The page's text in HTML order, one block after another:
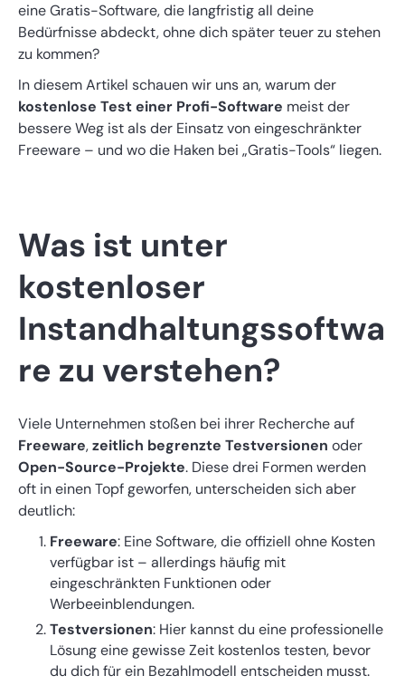
eine Gratis-Software, die langfristig all deine
Bedürfnisse abdeckt, ohne dich später teuer zu stehen
zu kommen?
In diesem Artikel schauen wir uns an, warum der
kostenlose Test einer Profi-Software meist der
bessere Weg ist als der Einsatz von eingeschränkter
Freeware – und wo die Haken bei „Gratis-Tools“ liegen.
Was ist unter
kostenloser
Instandhaltungssoftwa
re zu verstehen?
Viele Unternehmen stoßen bei ihrer Recherche auf
Freeware,zeitlich begrenzte Testversionen oder
Open-Source-Projekte. Diese drei Formen werden
oft in einen Topf geworfen, unterscheiden sich aber
deutlich:
Freeware: Eine Software, die offiziell ohne Kosten
verfügbar ist – allerdings häufig mit
eingeschränkten Funktionen oder
Werbeeinblendungen.
Testversionen: Hier kannst du eine professionelle
Lösung eine gewisse Zeit kostenlos testen, bevor
du dich für ein Bezahlmodell entscheiden musst.